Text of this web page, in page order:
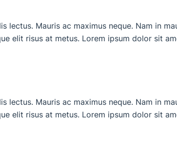
Mauris ac maximus neque. Nam in
elit risus at metus. Lorem ipsum dolor sit
Mauris ac maximus neque. Nam in
elit risus at metus. Lorem ipsum dolor sit